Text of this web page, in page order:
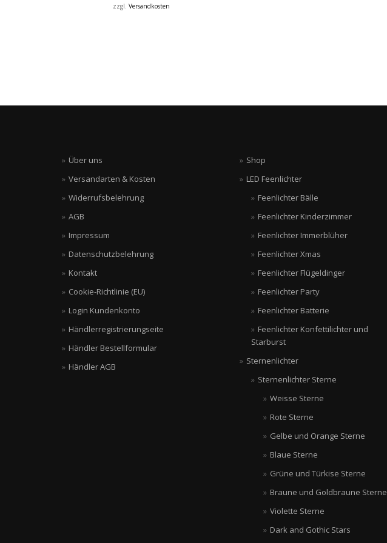
zzgl.Versandkosten
Über uns
Versandarten & Kosten
Widerrufsbelehrung
AGB
Impressum
Datenschutzbelehrung
Kontakt
Cookie-Richtlinie (EU)
Login Kundenkonto
Händlerregistrierungseite
Händler Bestellformular
Händler AGB
Shop
LED Feenlichter
Feenlichter Bälle
Feenlichter Kinderzimmer
Feenlichter Immerblüher
Feenlichter Xmas
Feenlichter Flügeldinger
Feenlichter Party
Feenlichter Batterie
Feenlichter Konfettilichter und
Starburst
Sternenlichter
Sternenlichter Sterne
Weisse Sterne
Rote Sterne
Gelbe und Orange Sterne
Blaue Sterne
Grüne und Türkise Sterne
Braune und Goldbraune Sterne
Violette Sterne
Dark and Gothic Stars